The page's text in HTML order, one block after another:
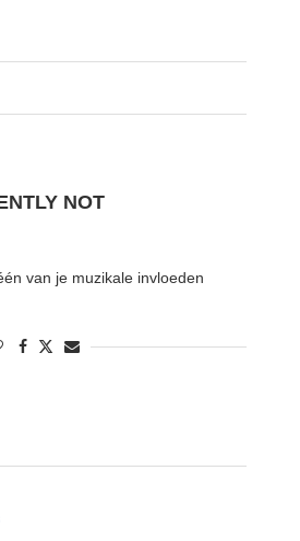
NOT
van je muzikale invloeden